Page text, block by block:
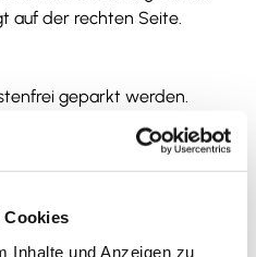
Cookies
Inhalte und Anzeigen zu
auf der rechten Seite.
geparkt werden.
Bushaltestelle "Nienrode"
ist Salzgitter-Bad.